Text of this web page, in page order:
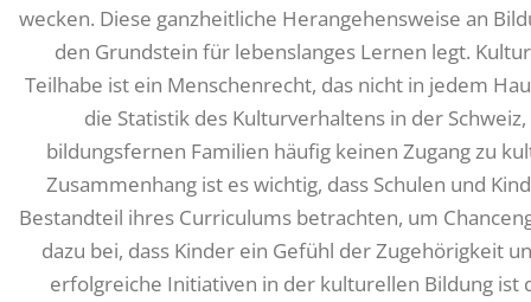
wecken. Diese ganzheitliche Herangehensweise an
den Grundstein für lebenslanges Lernen legt.
Teilhabe ist ein Menschenrecht, das nicht in jedem
die Statistik des Kulturverhaltens in der
bildungsfernen Familien häufig keinen Zugang zu
Zusammenhang ist es wichtig, dass Schulen und
Bestandteil ihres Curriculums betrachten, um
dazu bei, dass Kinder ein Gefühl der Zugehörigkeit
erfolgreiche Initiativen in der kulturellen Bildung ist